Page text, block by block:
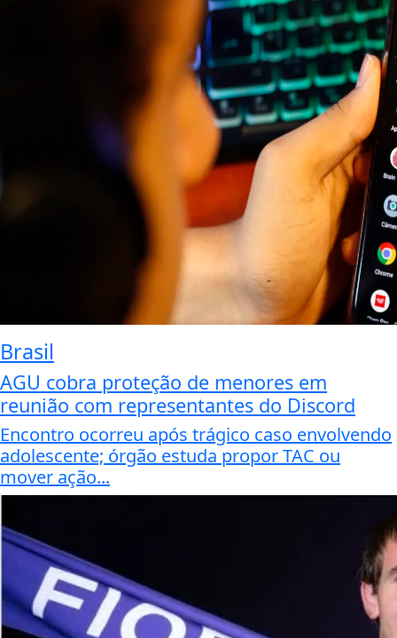
Brasil
AGU cobra proteção de menores em
reunião com representantes do Discord
Encontro ocorreu após trágico caso envolvendo
adolescente; órgão estuda propor TAC ou
mover ação...